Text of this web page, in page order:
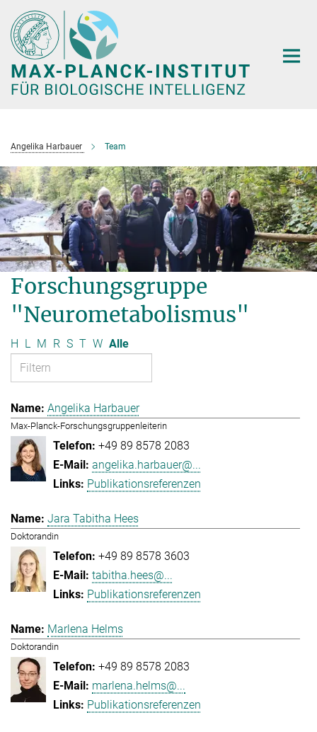
Hauptinhalt
Angelika Harbauer Team
Forschungsgruppe
"Neurometabolismus"
H L M R S T W Alle
Angelika Harbauer
Max-Planck-Forschungsgruppenleiterin
+49 89 8578 2083
angelika.harbauer@...
Publikationsreferenzen
Jara Tabitha Hees
Doktorandin
+49 89 8578 3603
tabitha.hees@...
Publikationsreferenzen
Marlena Helms
Doktorandin
+49 89 8578 2083
marlena.helms@...
Publikationsreferenzen